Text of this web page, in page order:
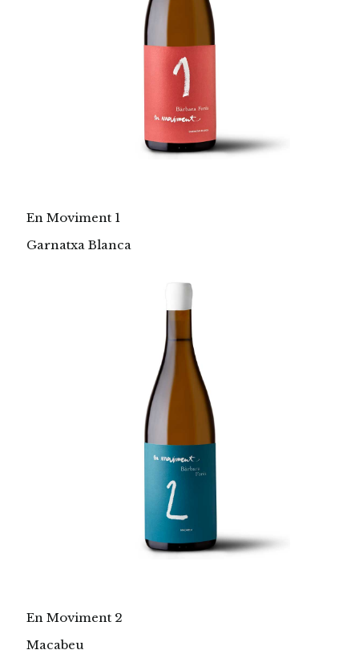
En Moviment 1
Garnatxa Blanca
En Moviment 2
Macabeu